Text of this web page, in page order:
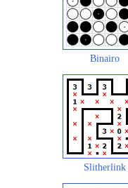
Binairo
Slitherlink